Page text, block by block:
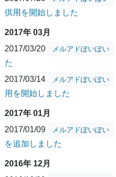
供用を開始しました
2017年 03月
2017/03/20
メルアドぽいぽい
た
2017/03/14
メルアドぽいぽい
用を開始しました
2017年 01月
2017/01/09
メルアドぽいぽい
を追加しました
2016年 12月